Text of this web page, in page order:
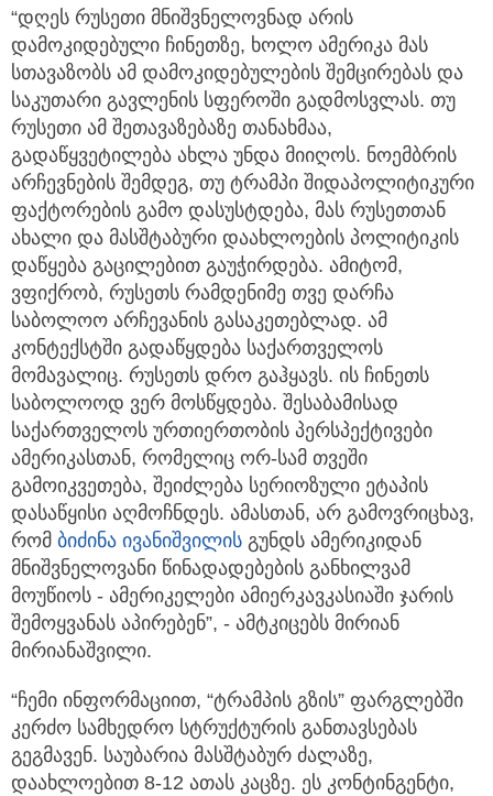
“დღეს რუსეთი მნიშვნელოვნად არის
დამოკიდებული ჩინეთზე, ხოლო ამერიკა მას
სთავაზობს ამ დამოკიდებულების შემცირებას და
საკუთარი გავლენის სფეროში გადმოსვლას. თუ
რუსეთი ამ შეთავაზებაზე თანახმაა,
გადაწყვეტილება ახლა უნდა მიიღოს. ნოემბრის
არჩევნების შემდეგ, თუ ტრამპი შიდაპოლიტიკური
ფაქტორების გამო დასუსტდება, მას რუსეთთან
ახალი და მასშტაბური დაახლოების პოლიტიკის
დაწყება გაცილებით გაუჭირდება. ამიტომ,
ვფიქრობ, რუსეთს რამდენიმე თვე დარჩა
საბოლოო არჩევანის გასაკეთებლად. ამ
კონტექსტში გადაწყდება საქართველოს
მომავალიც. რუსეთს დრო გაჰყავს. ის ჩინეთს
საბოლოოდ ვერ მოსწყდება. შესაბამისად
საქართველოს ურთიერთობის პერსპექტივები
ამერიკასთან, რომელიც ორ-სამ თვეში
გამოიკვეთება, შეიძლება სერიოზული ეტაპის
დასაწყისი აღმოჩნდეს. ამასთან, არ გამოვრიცხავ,
რომ ბიძინა ივანიშვილის გუნდს ამერიკიდან
მნიშვნელოვანი წინადადებების განხილვამ
მოუწიოს - ამერიკელები ამიერკავკასიაში ჯარის
შემოყვანას აპირებენ”, - ამტკიცებს მირიან
მირიანაშვილი.
“ჩემი ინფორმაციით, “ტრამპის გზის” ფარგლებში
კერძო სამხედრო სტრუქტურის განთავსებას
გეგმავენ. საუბარია მასშტაბურ ძალაზე,
დაახლოებით 8-12 ათას კაცზე. ეს კონტინგენტი,